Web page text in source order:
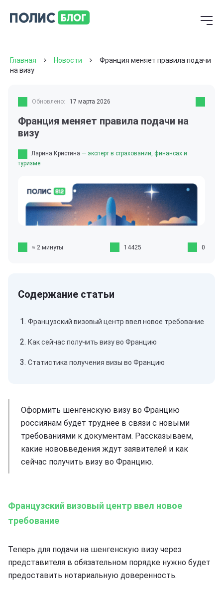
Главная Новости
Франция меняет правила подачи
на визу
Обновлено: 17 марта 2026
Франция меняет правила подачи на
визу
Ларина Кристина — эксперт в страховании, финансах и
туризме
≈ 2 минуты 14425 0
Французский визовый центр ввел новое требование
Как сейчас получить визу во Францию
Статистика получения визы во Францию
Оформить шенгенскую визу во Францию
россиянам будет труднее в связи с новыми
требованиями к документам. Рассказываем,
какие нововведения ждут заявителей и как
сейчас получить визу во Францию.
Французский визовый центр ввел новое
требование
Теперь для подачи на шенгенскую визу через
представителя в обязательном порядке нужно будет
предоставить нотариальную доверенность.